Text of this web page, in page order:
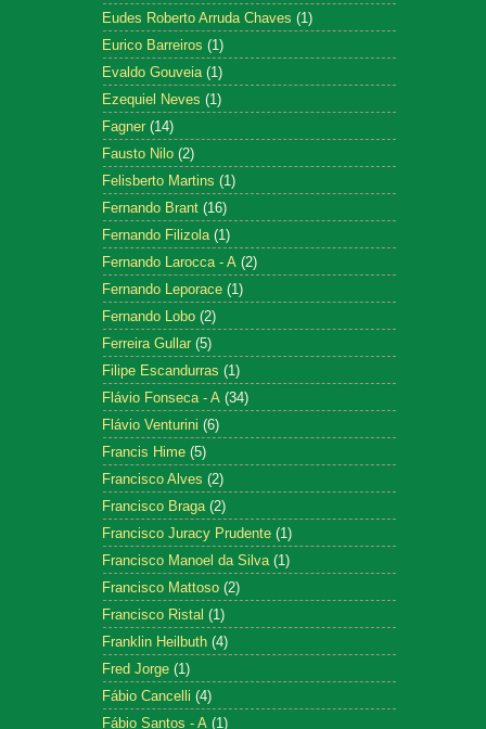
Eudes Roberto Arruda Chaves (1)
Eurico Barreiros (1)
Evaldo Gouveia (1)
Ezequiel Neves (1)
Fagner (14)
Fausto Nilo (2)
Felisberto Martins (1)
Fernando Brant (16)
Fernando Filizola (1)
Fernando Larocca - A (2)
Fernando Leporace (1)
Fernando Lobo (2)
Ferreira Gullar (5)
Filipe Escandurras (1)
Flávio Fonseca - A (34)
Flávio Venturini (6)
Francis Hime (5)
Francisco Alves (2)
Francisco Braga (2)
Francisco Juracy Prudente (1)
Francisco Manoel da Silva (1)
Francisco Mattoso (2)
Francisco Ristal (1)
Franklin Heilbuth (4)
Fred Jorge (1)
Fábio Cancelli (4)
Fábio Santos - A (1)